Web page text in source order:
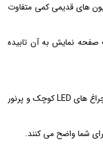
های قدیمی کمی متفاوت
صفحه نمایش به آن تابیده
اما در بیشتر موارد یک شبکه از نوار ها ی دارای چراغ های LED کوچک و پرنور
شما واضح می کنند.